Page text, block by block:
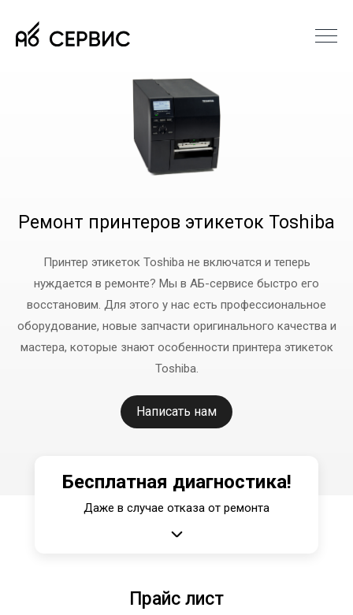
Ремонт принтеров этикеток Toshiba
Принтер этикеток Toshiba не включатся и теперь
нуждается в ремонте? Мы в АБ-сервисе быстро его
восстановим. Для этого у нас есть профессиональное
оборудование, новые запчасти оригинального качества и
мастера, которые знают особенности принтера этикеток
Toshiba.
Написать нам
Бесплатная диагностика!
Даже в случае отказа от ремонта
Прайс лист